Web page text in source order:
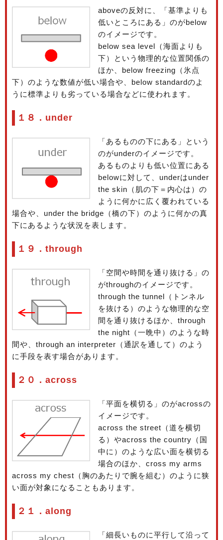
aboveの反対に、「基準よりも
低いところにある」のがbelow
のイメージです。
below sea level（海面よりも
下）という物理的な位置関係の
ほか、below freezing（氷点
下）のような数値が低い場合や、below standardのよ
うに標準よりも劣っている場合などに使われます。
１８．under
「あるものの下にある」という
のがunderのイメージです。
あるものよりも低い位置にある
belowに対して、underはunder
the skin（肌の下＝内心は）の
ように何かに広く覆われている
場合や、under the bridge（橋の下）のように何かの真
下にあるような状況を表します。
１９．through
「空間や時間を通り抜ける」の
がthroughのイメージです。
through the tunnel（トンネル
を抜ける）のような物理的な空
間を通り抜けるほか、through
the night（一晩中）のような時
間や、through an interpreter（通訳を通して）のよう
に手段を表す場合があります。
２０．across
「平面を横切る」のがacrossの
イメージです。
across the street（道を横切
る）やacross the country（国
中に）のような広い面を横切る
場合のほか、cross my arms
across my chest（胸のあたりで腕を組む）のように狭
い面が対象になることもあります。
２１．along
「細長いものに平行して沿って